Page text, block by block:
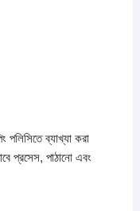
ব্যাখ্যা করা
প্রসেস, পাঠানো এবং